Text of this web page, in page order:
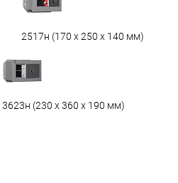
2517н (170 х 250 х 140 мм)
3623н (230 х 360 х 190 мм)